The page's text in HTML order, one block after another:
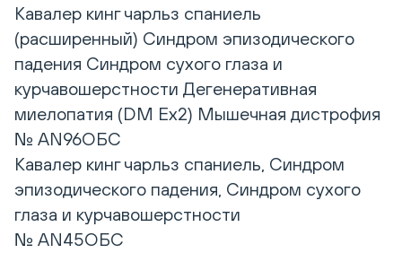
Кавалер кинг чарльз спаниель
(расширенный) Синдром эпизодического
падения Синдром сухого глаза и
курчавошерстности Дегенеративная
миелопатия (DM Ex2) Мышечная дистрофия
№ AN96ОБС
Кавалер кинг чарльз спаниель, Синдром
эпизодического падения, Синдром сухого
глаза и курчавошерстности
№ AN45ОБС